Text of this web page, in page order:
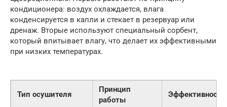
кондиционера: воздух охлаждается, влага
конденсируется в капли и стекает в резервуар или
дренаж. Вторые используют специальный сорбент,
который впитывает влагу, что делает их эффективными
при низких температурах.
Тип осушителя
Принцип
работы
Эффективность